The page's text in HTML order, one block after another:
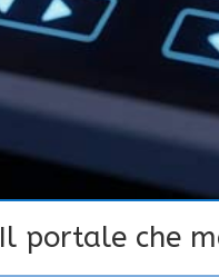
Il portale che